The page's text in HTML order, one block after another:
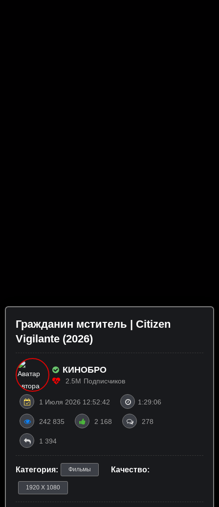
Гражданин мститель | Citizen
Vigilante (2026)
КИНОБРО
2.5M Подписчиков
1 Июля 2026 12:52:42 1:29:06
242 835 2 168 278
1 394
Категория: Фильмы Качество:
1920 X 1080